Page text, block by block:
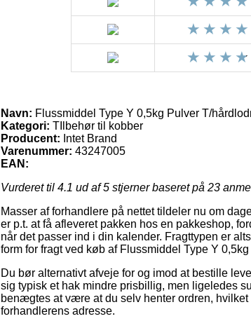
Navn: Flussmiddel Type Y 0,5kg Pulver T/
Kategori: TIlbehør til kobber
Producent: Intet Brand
Varenummer: 43247005
EAN:
Vurderet til 4.1 ud af 5 stjerner baseret på 23
Masser af forhandlere på nettet tildeler nu om
er p.t. at få afleveret pakken hos en pakkeshop,
når det passer ind i din kalender. Fragttypen er
form for fragt ved køb af Flussmiddel Type Y
Du bør alternativt afveje for og imod at bestille
sig typisk et hak mindre prisbillig, men ligeledes
benægtes at være at du selv henter ordren,
forhandlerens adresse.